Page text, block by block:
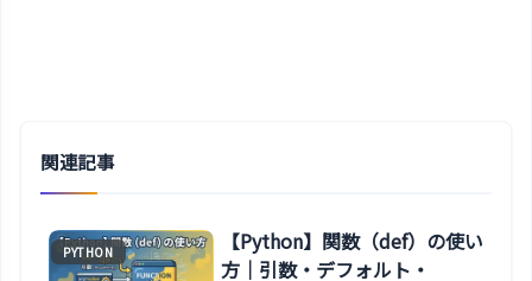
関連記事
PYTHON
【Python】関数（def）の使い
方｜引数・デフォルト・